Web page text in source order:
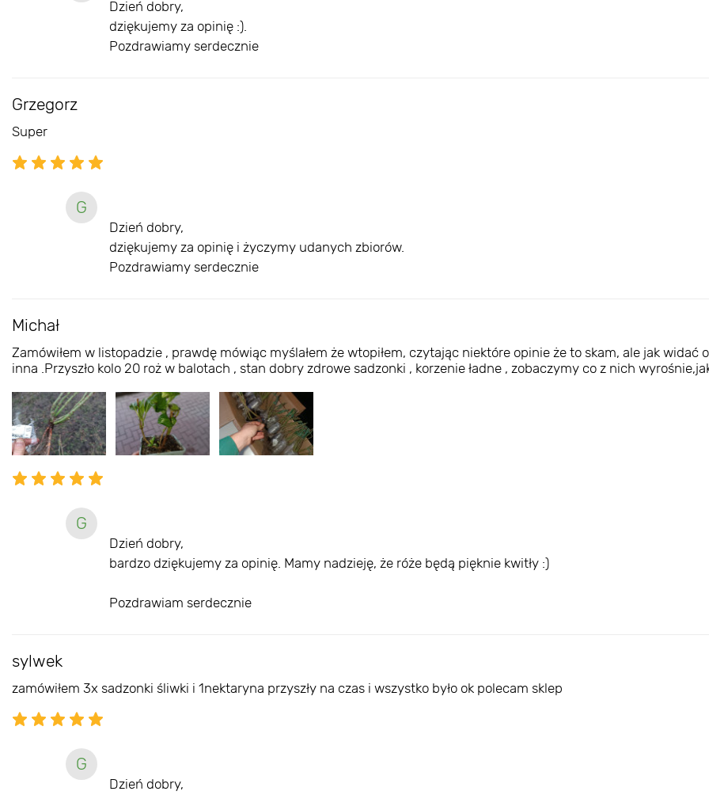
Dzień dobry,
dziękujemy za opinię :).
Pozdrawiamy serdecznie
Grzegorz
Super
G
Dzień dobry,
dziękujemy za opinię i życzymy udanych zbiorów.
Pozdrawiamy serdecznie
Michał
Zamówiłem w listopadzie , prawdę mówiąc myślałem że wtopiłem, czytając niektóre opinie że to skam, ale jak
inna .Przyszło kolo 20 roż w balotach , stan dobry zdrowe sadzonki , korzenie ładne , zobaczymy co z nich
G
Dzień dobry,
bardzo dziękujemy za opinię. Mamy nadzieję, że róże będą pięknie kwitły :)
Pozdrawiam serdecznie
sylwek
zamówiłem 3x sadzonki śliwki i 1nektaryna przyszły na czas i wszystko było ok polecam sklep
G
Dzień dobry,